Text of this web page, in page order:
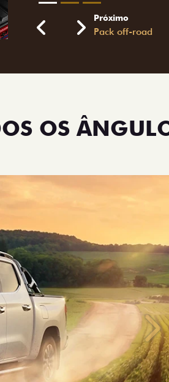
Pack tecnologia
OS